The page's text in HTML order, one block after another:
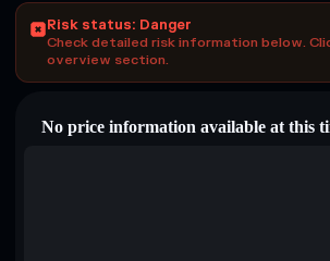
Risk status: Danger
Check detailed risk information below.
overview section.
No price information available at this